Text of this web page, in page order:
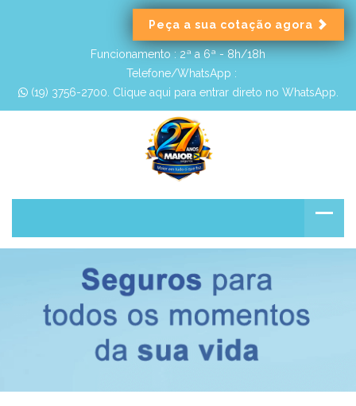
Peça a sua cotação agora
Funcionamento :2ª a 6ª - 8h/18h
Telefone/WhatsApp :
(19) 3756-2700. Clique aqui para entrar direto no WhatsApp.